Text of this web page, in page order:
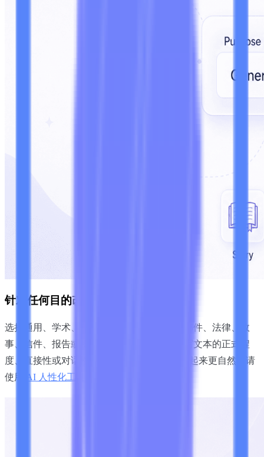
针对任何目的改写文本
选择通用、学术、营销、商业、论文、电子邮件、法律、故
事、信件、报告或博客。所选目的将指导改写文本的正式程
度、直接性或对话性。要让 AI 生成的草稿听起来更自然，请
使用
AI 人性化工具